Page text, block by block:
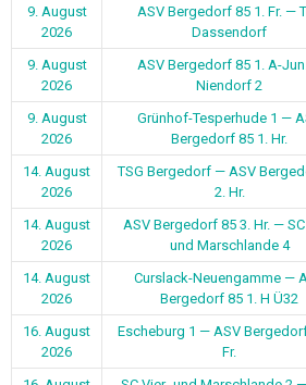
9. August
2026
ASV Bergedorf 85 1. Fr. —
Dassendorf
9. August
2026
ASV Bergedorf 85 1. A-
Niendorf 2
9. August
2026
Grünhof-Tesperhude 1 —
Bergedorf 85 1. Hr.
14. August
2026
TSG Bergedorf — ASV
2. Hr.
14. August
2026
ASV Bergedorf 85 3. Hr. —
und Marschlande 4
14. August
2026
Curslack-Neuengamme —
Bergedorf 85 1. H Ü32
16. August
2026
Escheburg 1 — ASV
Fr.